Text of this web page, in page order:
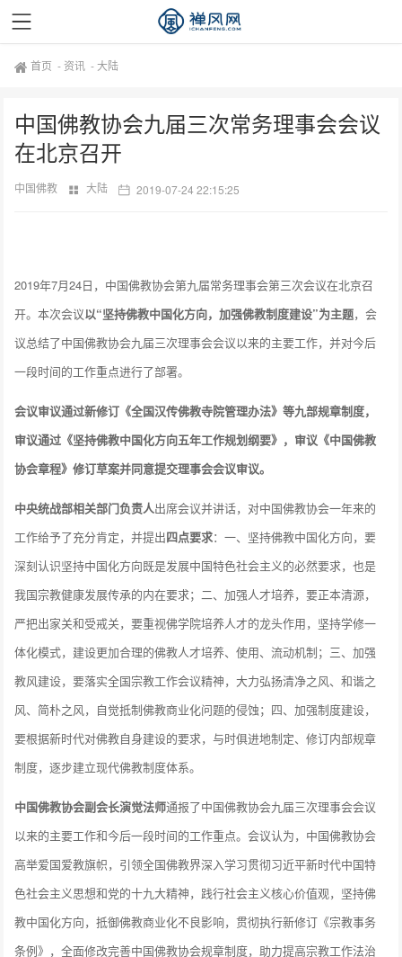
首页 - 资讯 -大陆
中国佛教协会九届三次常务理事会会议
在北京召开
中国佛教 大陆 2019-07-24 22:15:25
2019年7月24日，中国佛教协会第九届常务理事会第三次会议在北京召
开。本次会议以“坚持佛教中国化方向，加强佛教制度建设”为主题，会
议总结了中国佛教协会九届三次理事会会议以来的主要工作，并对今后
一段时间的工作重点进行了部署。
会议审议通过新修订《全国汉传佛教寺院管理办法》等九部规章制度，
审议通过《坚持佛教中国化方向五年工作规划纲要》，审议《中国佛教
协会章程》修订草案并同意提交理事会会议审议。
中央统战部相关部门负责人出席会议并讲话，对中国佛教协会一年来的
工作给予了充分肯定，并提出四点要求：一、坚持佛教中国化方向，要
深刻认识坚持中国化方向既是发展中国特色社会主义的必然要求，也是
我国宗教健康发展传承的内在要求；二、加强人才培养，要正本清源，
严把出家关和受戒关，要重视佛学院培养人才的龙头作用，坚持学修一
体化模式，建设更加合理的佛教人才培养、使用、流动机制；三、加强
教风建设，要落实全国宗教工作会议精神，大力弘扬清净之风、和谐之
风、简朴之风，自觉抵制佛教商业化问题的侵蚀；四、加强制度建设，
要根据新时代对佛教自身建设的要求，与时俱进地制定、修订内部规章
制度，逐步建立现代佛教制度体系。
中国佛教协会副会长演觉法师通报了中国佛教协会九届三次理事会会议
以来的主要工作和今后一段时间的工作重点。会议认为，中国佛教协会
高举爱国爱教旗帜，引领全国佛教界深入学习贯彻习近平新时代中国特
色社会主义思想和党的十九大精神，践行社会主义核心价值观，坚持佛
教中国化方向，抵御佛教商业化不良影响，贯彻执行新修订《宗教事务
条例》，全面修改完善中国佛教协会规章制度，助力提高宗教工作法治